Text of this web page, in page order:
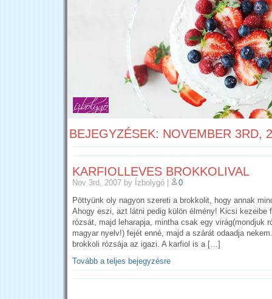
BEJEGYZÉSEK: NOVEMBER 3RD,
KARFIOLLEVES BROKKOLIVAL
Nov 3rd, 2007 by Ízbolygó
0
Pöttyünk oly nagyon szereti a brokkolit, hogy annak
Ahogy eszi, azt látni pedig külön élmény! Kicsi kezeibe
rózsát, majd leharapja, mintha csak egy virág(mondjuk
magyar nyelv!) fejét enné, majd a szárát odaadja
brokkoli rózsája az igazi. A karfiol is a […]
Tovább a teljes bejegyzésre